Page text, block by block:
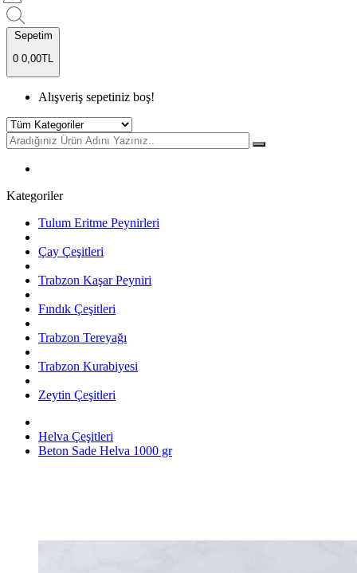
Sepetim
0 0,00TL
Alışveriş sepetiniz boş!
Kategoriler
Tulum Eritme Peynirleri
Çay Çeşitleri
Trabzon Kaşar Peyniri
Fındık Çeşitleri
Trabzon Tereyağı
Trabzon Kurabiyesi
Zeytin Çeşitleri
Helva Çeşitleri
Beton Sade Helva 1000 gr